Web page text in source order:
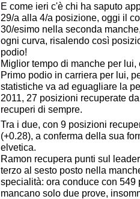
E come ieri c'è chi ha saputo
29/a alla 4/a posizione, oggi il
30/esimo nella seconda
ogni curva, risalendo così
podio!
Miglior tempo di manche per
Primo podio in carriera per lui,
statistiche va ad eguagliare la
2011, 27 posizioni recuperate
recuperi di sempre.
Tra i due, con 9 posizioni
(+0.28), a conferma della sua
elvetica.
Ramon recupera punti sul
terzo al sesto posto nella
specialità: ora conduce con
mancano solo due prove,